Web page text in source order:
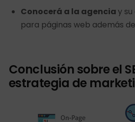
Conocerá a la agenciay
para páginas web además
Conclusión sobre el
estrategia de